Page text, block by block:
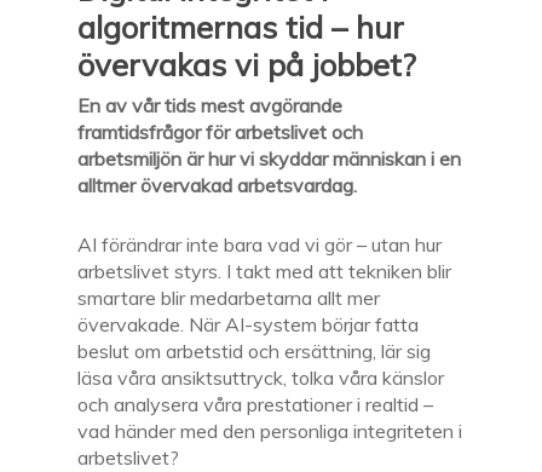
algoritmernas tid – hur
övervakas vi på jobbet?
En av vår tids mest avgörande
framtidsfrågor för arbetslivet och
arbetsmiljön är hur vi skyddar människan i en
alltmer övervakad arbetsvardag.
AI förändrar inte bara vad vi gör – utan hur
arbetslivet styrs. I takt med att tekniken blir
smartare blir medarbetarna allt mer
övervakade. När AI-system börjar fatta
beslut om arbetstid och ersättning, lär sig
läsa våra ansiktsuttryck, tolka våra känslor
och analysera våra prestationer i realtid –
vad händer med den personliga integriteten i
arbetslivet?